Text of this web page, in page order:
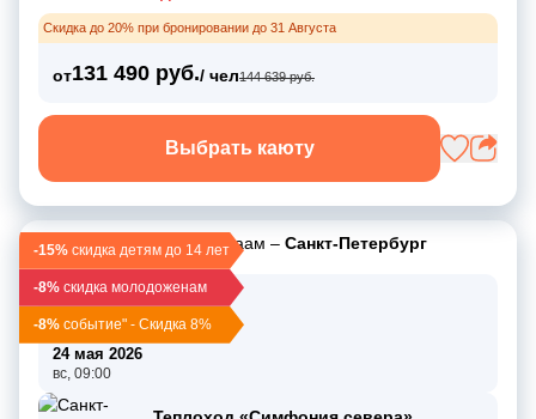
Скидка до 20% при бронировании до 31 Августа
от131 490 руб./ чел144 639 руб.
Выбрать каюту
-15% скидка детям до 14 лет
-8% скидка молодоженам
-8% событие" - Скидка 8%
Санкт-Петербург – Валаам – Санкт-Петербург
22 мая 2026
3 дн / 2 нч
24 мая 2026
вс, 09:00